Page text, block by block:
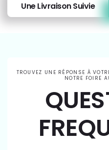
Une Livraison Suivie
TROUVEZ UNE RÉPONSE À
NOTRE FOIRE